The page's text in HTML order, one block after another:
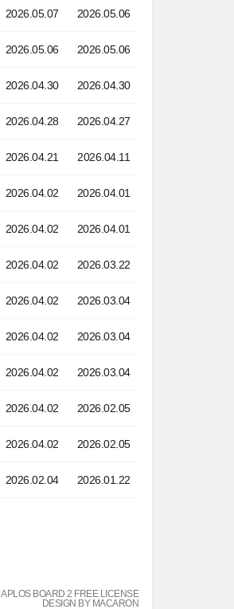
2026.05.07 2026.05.06
2026.05.06 2026.05.06
2026.04.30 2026.04.30
2026.04.28 2026.04.27
2026.04.21 2026.04.11
2026.04.02 2026.04.01
2026.04.02 2026.04.01
2026.04.02 2026.03.22
2026.04.02 2026.03.04
2026.04.02 2026.03.04
2026.04.02 2026.03.04
2026.04.02 2026.02.05
2026.04.02 2026.02.05
2026.02.04 2026.01.22
APLOS BOARD 2 FREE LICENSE
DESIGN BY MACARON